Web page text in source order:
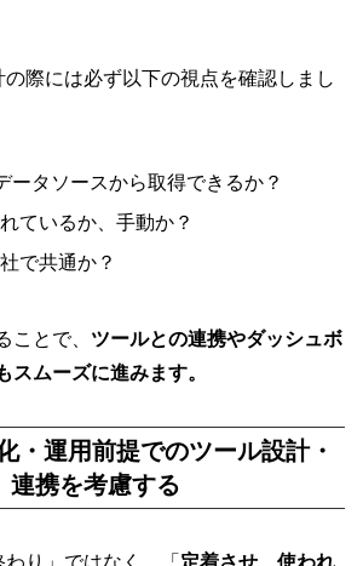
際には必ず以下の視点を確認しまし
ータソースから取得できるか？
ているか、手動か？
で共通か？
ことで、 ツールとの連携やダッシュボ
スムーズに進みます。
・運用前提でのツール設計・
連携を考慮する